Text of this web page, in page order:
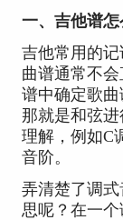
一、吉他谱
吉他常用的记
曲谱通常不
谱中确定歌曲
那就是和弦
理解，例如C
音阶。
弄清楚了调
思呢？在一